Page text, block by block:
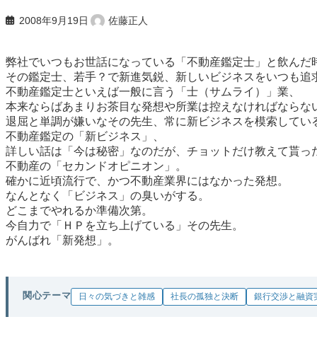
2008年9月19日 佐藤正人
弊社でいつもお世話になっている「不動産鑑定士」と飲んだ
その鑑定士、若手？で新進気鋭、新しいビジネスをいつも追
不動産鑑定士といえば一般に言う「士（サムライ）」業、
本来ならばあまりお茶目な発想や所業は控えなければならな
退屈と単調が嫌いなその先生、常に新ビジネスを模索してい
不動産鑑定の「新ビジネス」、
詳しい話は「今は秘密」なのだが、チョットだけ教えて貰っ
不動産の「セカンドオピニオン」。
確かに近頃流行で、かつ不動産業界にはなかった発想。
なんとなく「ビジネス」の臭いがする。
どこまでやれるか準備次第。
今自力で「ＨＰを立ち上げている」その先生。
がんばれ「新発想」。
関心テーマ 日々の気づきと雑感 社長の孤独と決断 銀行交渉と融資